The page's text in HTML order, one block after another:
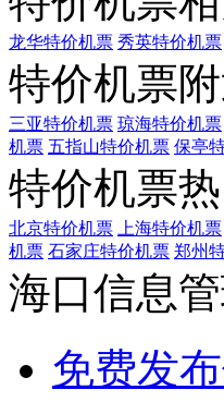
龙华特价机票 秀英特价机票
特价机票
三亚特价机票 琼海特价机票
机票 五指山特价机票 保亭
特价机票
北京特价机票 上海特价机票
机票 石家庄特价机票 郑州
海口信息
免费发